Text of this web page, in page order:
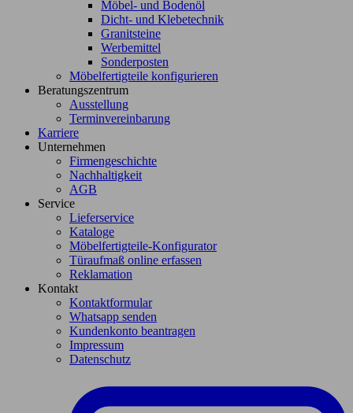
Möbel- und Bodenöl
Dicht- und Klebetechnik
Granitsteine
Werbemittel
Sonderposten
Möbelfertigteile konfigurieren
Beratungszentrum
Ausstellung
Terminvereinbarung
Karriere
Unternehmen
Firmengeschichte
Nachhaltigkeit
AGB
Service
Lieferservice
Kataloge
Möbelfertigteile-Konfigurator
Türaufmaß online erfassen
Reklamation
Kontakt
Kontaktformular
Whatsapp senden
Kundenkonto beantragen
Impressum
Datenschutz